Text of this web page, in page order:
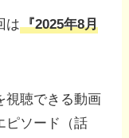
は『2025年8月
視聴できる動画
ピソード（話